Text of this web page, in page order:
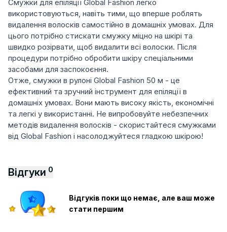
Смужки для епіляції Global Fashion легко
використовуються, навіть тими, що вперше роблять
видалення волосків самостійно в домашніх умовах. Для
цього потрібно стискати смужку міцно на шкірі та
швидко розірвати, щоб видалити всі волоски. Після
процедури потрібно обробити шкіру спеціальними
засобами для заспокоєння.
Отже, смужки в рулоні Global Fashion 50 м - це
ефективний та зручний інструмент для епіляції в
домашніх умовах. Вони мають високу якість, економічні
та легкі у використанні. Не випробовуйте небезпечних
методів видалення волосків - скористайтеся смужками
від Global Fashion і насолоджуйтеся гладкою шкірою!
Відгуки 0
Відгуків поки що немає, але ваш може
стати першим